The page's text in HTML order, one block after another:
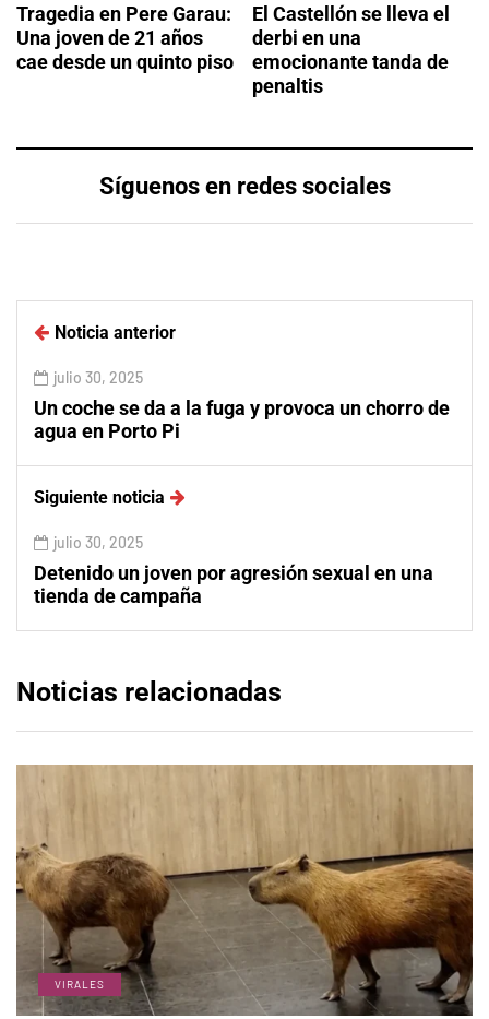
Tragedia en Pere Garau:
Una joven de 21 años
cae desde un quinto piso
El Castellón se lleva el
derbi en una
emocionante tanda de
penaltis
Síguenos en redes sociales
Noticia anterior
julio 30, 2025
Un coche se da a la fuga y provoca un chorro de
agua en Porto Pi
Siguiente noticia
julio 30, 2025
Detenido un joven por agresión sexual en una
tienda de campaña
Noticias relacionadas
VIRALES